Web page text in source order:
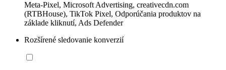
Meta-Pixel, Microsoft Advertising, creativecdn.com
(RTBHouse), TikTok Pixel, Odporúčania produktov na
základe kliknutí, Ads Defender
Rozšírené sledovanie konverzií